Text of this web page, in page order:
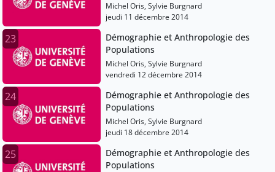
Michel Oris, Sylvie Burgnard
jeudi 11 décembre 2014
23
Démographie et Anthropologie des
Populations
Michel Oris, Sylvie Burgnard
vendredi 12 décembre 2014
24
Démographie et Anthropologie des
Populations
Michel Oris, Sylvie Burgnard
jeudi 18 décembre 2014
25
Démographie et Anthropologie des
Populations